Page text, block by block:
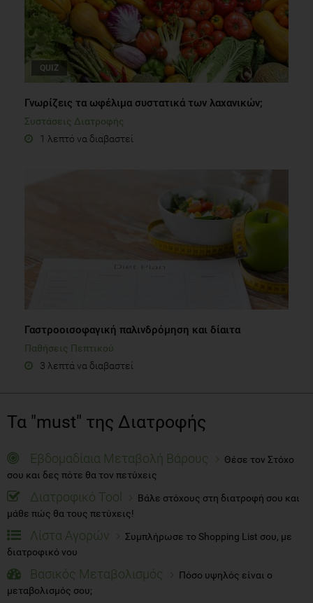
QUIZ
Γνωρίζεις τα ωφέλιμα συστατικά των λαχανικών;
Συστάσεις Διατροφής
1 λεπτό να διαβαστεί
Γαστροοισοφαγική παλινδρόμηση και δίαιτα
Παθήσεις Πεπτικού
3 λεπτά να διαβαστεί
Τα "must" της Διατροφής
Εβδομαδίαια Μεταβολή Βάρους
Θέσε τον Στόχο
σου και δες πότε θα τον πετύχεις
Διατροφικό Tool
Βάλε στόχους στη διατροφή σου και
μάθε πώς θα τους πετύχεις!
Λίστα Αγορών
Συμπλήρωσε το Shopping List σου, με
διατροφικό νου
Βασικός Μεταβολισμός
Πόσο υψηλός είναι ο
μεταβολισμός σου;